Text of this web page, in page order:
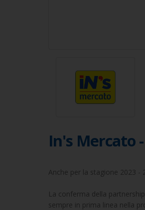
In's Mercato
Anche per la stagione 2023 -
La conferma della
sempre in prima linea nella